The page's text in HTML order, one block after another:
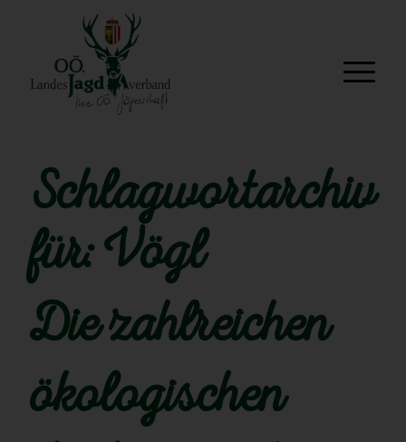
Schlagwortarchiv
für:Vögl
Die zahlreichen
ökologischen